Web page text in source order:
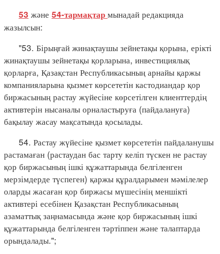
53 және 54-тармақтар мынадай редакцияда
жазылсын:
"53. Бірыңғай жинақтаушы зейнетақы қорына, ерікті
жинақтаушы зейнетақы қорларына, инвестициялық
қорларға, Қазақстан Республикасының арнайы қаржы
компанияларына қызмет көрсететін кастодиандар қор
биржасының растау жүйесіне көрсетілген клиенттердің
активтерін нысаналы орналастыруға (пайдалануға)
бақылау жасау мақсатында қосылады.
54. Растау жүйесіне қызмет көрсететін пайдаланушы
растамаған (растаудан бас тарту келіп түскен не растау
қор биржасының ішкі құжаттарында белгіленген
мерзімдерде түспеген) қаржы құралдарымен мәмілелер
оларды жасаған қор биржасы мүшесінің меншікті
активтері есебінен Қазақстан Республикасының
азаматтық заңнамасында және қор биржасының ішкі
құжаттарында белгіленген тәртіппен және талаптарда
орындалады.";